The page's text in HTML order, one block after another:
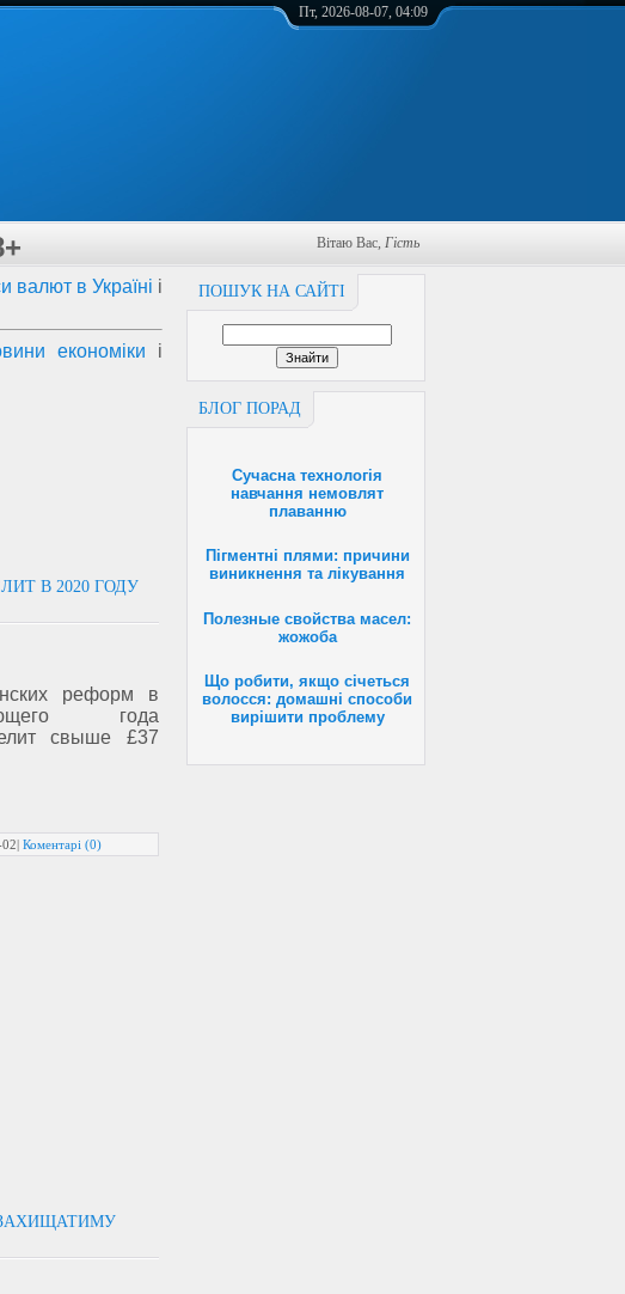
Пт, 2026-08-07, 04:09
Вітаю Вас, Гість
ПОШУК НА САЙТІ
БЛОГ ПОРАД
Сучасна технологія
навчання немовлят
плаванню
Пігментні плями: причини
виникнення та лікування
Полезные свойства масел:
жожоба
Що робити, якщо січеться
волосся: домашні способи
вирішити проблему
валют в Україні і
економіки і
В 2020 ГОДУ
реформ в
года
свыше £37
| Коментарі (0)
ЗАХИЩАТИМУ